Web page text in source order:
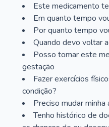
Este medicamento
Em quanto tempo
Por quanto tempo
Quando devo voltar
Posso tomar este
gestação
Fazer exercícios
condição?
Preciso mudar minha
Tenho histórico de